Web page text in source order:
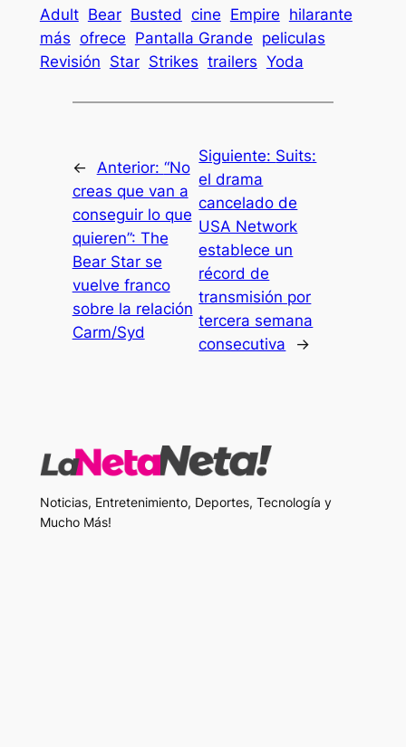
Adult Bear Busted cine Empire hilarante
más ofrece Pantalla Grande peliculas
Revisión Star Strikes trailers Yoda
← Anterior: “No
creas que van a
conseguir lo que
quieren”: The
Bear Star se
vuelve franco
sobre la relación
Carm/Syd
Siguiente: Suits:
el drama
cancelado de
USA Network
establece un
récord de
transmisión por
tercera semana
consecutiva
→
Noticias, Entretenimiento, Deportes, Tecnología y
Mucho Más!